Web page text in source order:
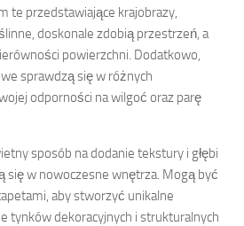
te przedstawiające krajobrazy,
doskonale zdobią przestrzeń, a
powierzchni. Dodatkowo,
sprawdzą się w różnych
odporności na wilgoć oraz parę
sposób na dodanie tekstury i głębi
się w nowoczesne wnętrza. Mogą być
aby stworzyć unikalne
tynków dekoracyjnych i strukturalnych